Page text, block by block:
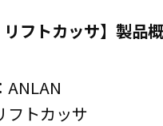
リフトカッサ】製品
ANLAN
フトカッサ